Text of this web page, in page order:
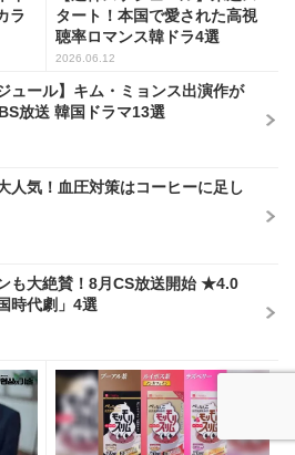
ラ
タート！本国で愛された高視
聴率ロマンス韓ドラ4選
2026.06.12
ュール】キム・ミョンス出演作が
放送 韓国ドラマ13選
人気！血圧対策はコーヒーに足し
も大絶賛！8月CS放送開始 ★4.0
時代劇」4選